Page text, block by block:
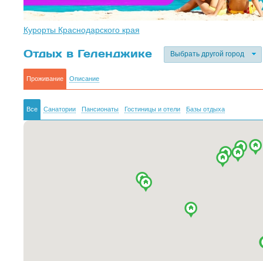
Курорты Краснодарского края
Отдых в Геленджике Выбрать другой город
Проживание Описание
Все Санатории Пансионаты Гостиницы и отели Базы отдыха